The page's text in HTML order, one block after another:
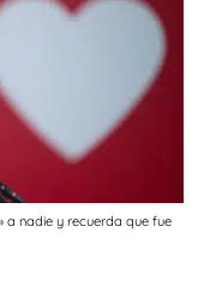
a nadie y recuerda que fue